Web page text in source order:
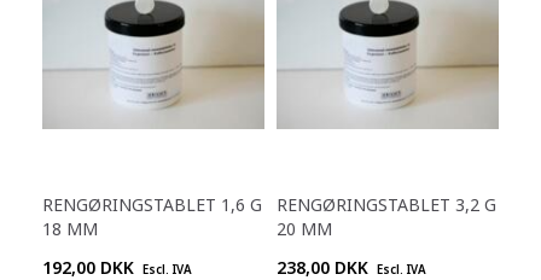
RENGØRINGSTABLET 1,6 G
18 MM
192,00 DKK Escl. IVA
RENGØRINGSTABLET 3,2 G
20 MM
238,00 DKK Escl. IVA